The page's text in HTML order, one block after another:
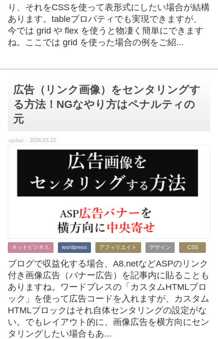
り、それをCSSを使って表形式にしたい場合が結構
あります。tableプロパティでも実現できますが、
今では grid や flex を使うと物凄く簡単にできます
ね。ここでは grid を使った場合の例をご紹...
広告（リンク画像）をセンタリングす
る方法！NGなやり方はペナルティの
元
2026.03.22
ネットビジネス wordpress アフィリエイト デザイン CSS
ブログで収益化する場合、A8.netなどASPのリンク
付き画像広告（バナー広告）を記事内に貼ることも
ありますね。ワードプレスの「カスタムHTMLブロ
ック」を使って広告コードを入れますが、カスタム
HTMLブロックはそれ自体センタリングの設定がな
い。でもレイアウト的に、画像広告を横方向にセン
タリングしたい場合もあ...